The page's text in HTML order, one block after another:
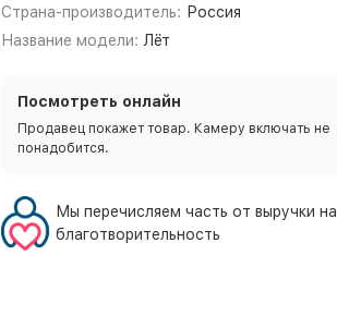
Страна-производитель: Россия
Название модели: Лёт
Посмотреть онлайн
Продавец покажет товар. Камеру включать не
понадобится.
Мы перечисляем часть от выручки на
благотворительность